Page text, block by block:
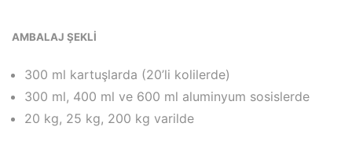
AMBALAJ ŞEKLİ
300 ml kartuşlarda (20’li kolilerde)
300 ml, 400 ml ve 600 ml aluminyum sosislerde
20 kg, 25 kg, 200 kg varilde